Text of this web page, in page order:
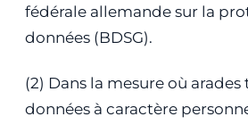
fédérale allemande sur la
données (BDSG).
(2) Dans la mesure où arades
données à caractère